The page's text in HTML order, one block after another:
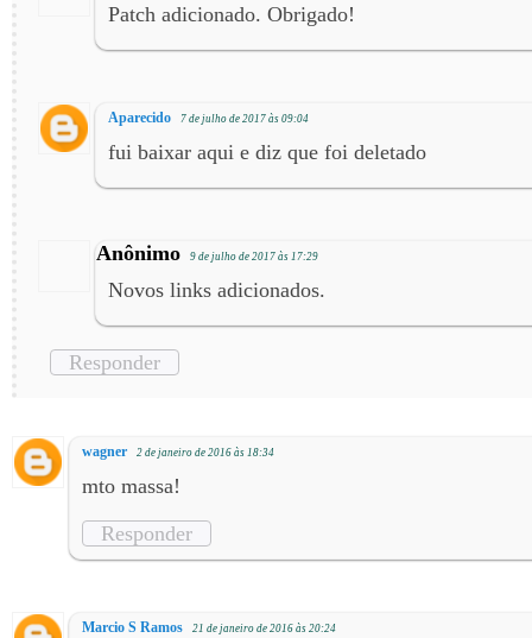
Patch adicionado. Obrigado!
Aparecido 7 de julho de 2017 às 09:04
fui baixar aqui e diz que foi deletado
Anônimo 9 de julho de 2017 às 17:29
Novos links adicionados.
Responder
wagner 2 de janeiro de 2016 às 18:34
mto massa!
Responder
Marcio S Ramos 21 de janeiro de 2016 às 20:24